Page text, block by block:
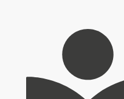
ähnliche Fragen begegnen
in dieser schnelllebigen Zeit